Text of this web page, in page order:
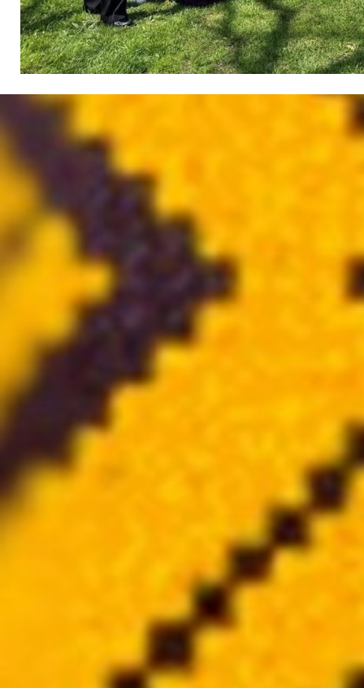
Atgriezties pie satura